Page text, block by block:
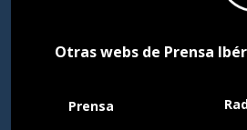
Otras webs de Prensa
Prensa